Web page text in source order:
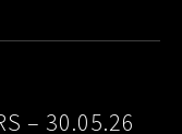
– 30.05.26